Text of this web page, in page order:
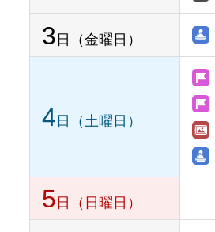
3 日（金曜日）
4 日（土曜日）
5 日（日曜日）